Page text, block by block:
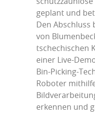
geplant und
Den
von
tschechischen
einer Live-
Bin-Picking-
Roboter
erkennen und